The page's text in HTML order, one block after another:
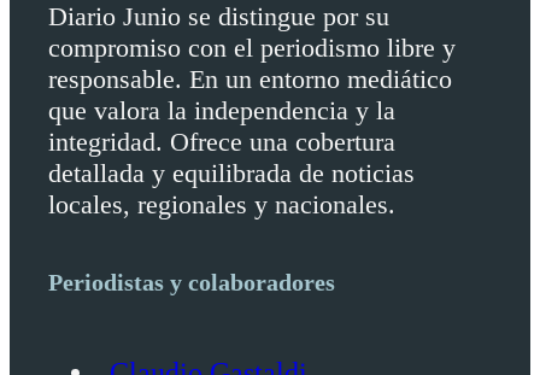
Diario Junio se distingue por su
compromiso con el periodismo libre y
responsable. En un entorno mediático
que valora la independencia y la
integridad. Ofrece una cobertura
detallada y equilibrada de noticias
locales, regionales y nacionales.
Periodistas y colaboradores